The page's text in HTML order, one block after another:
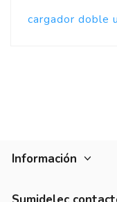
cargador doble
Información